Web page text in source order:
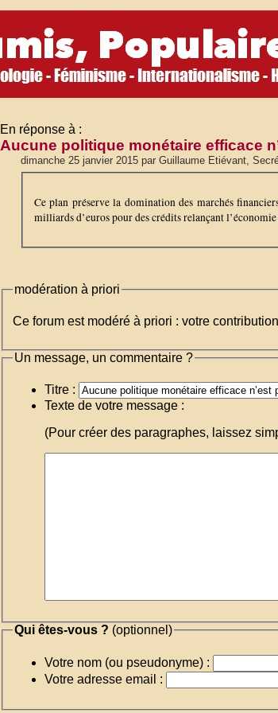
En réponse à :
Aucune politique monétaire efficace
dimanche 25 janvier 2015 par Guillaume Etiévant,
Ce plan préserve la domination des marchés
milliards d’euros pour des crédits relançant
modération à priori
Ce forum est modéré à priori : votre
Un message, un commentaire ?
Titre :
Texte de votre message :
(Pour créer des paragraphes, laissez
Qui êtes-vous ? (optionnel)
Votre nom (ou pseudonyme) :
Votre adresse email :